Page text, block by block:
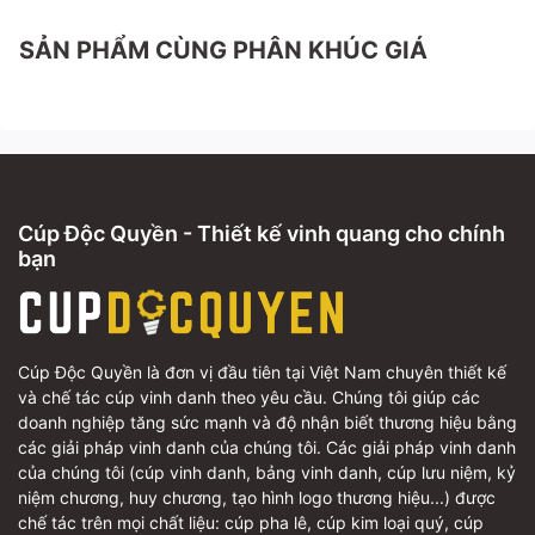
SẢN PHẨM CÙNG PHÂN KHÚC GIÁ
Cúp Độc Quyền - Thiết kế vinh quang cho chính
bạn
Cúp Độc Quyền là đơn vị đầu tiên tại Việt Nam chuyên thiết kế
và chế tác cúp vinh danh theo yêu cầu. Chúng tôi giúp các
doanh nghiệp tăng sức mạnh và độ nhận biết thương hiệu bằng
các giải pháp vinh danh của chúng tôi. Các giải pháp vinh danh
của chúng tôi (cúp vinh danh, bảng vinh danh, cúp lưu niệm, kỷ
niệm chương, huy chương, tạo hình logo thương hiệu...) được
chế tác trên mọi chất liệu: cúp pha lê, cúp kim loại quý, cúp